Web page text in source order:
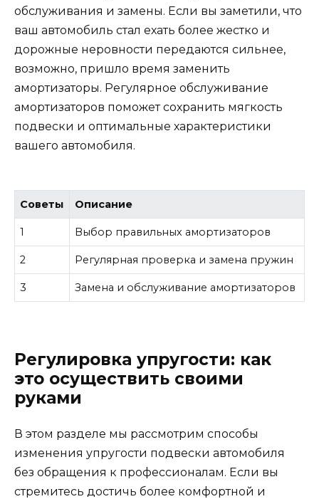
обслуживания и замены. Если вы заметили, что
ваш автомобиль стал ехать более жестко и
дорожные неровности передаются сильнее,
возможно, пришло время заменить
амортизаторы. Регулярное обслуживание
амортизаторов поможет сохранить мягкость
подвески и оптимальные характеристики
вашего автомобиля.
Советы Описание
1 Выбор правильных амортизаторов
2 Регулярная проверка и замена пружин
3 Замена и обслуживание амортизаторов
Регулировка упругости: как
это осуществить своими
руками
В этом разделе мы рассмотрим способы
изменения упругости подвески автомобиля
без обращения к профессионалам. Если вы
стремитесь достичь более комфортной и